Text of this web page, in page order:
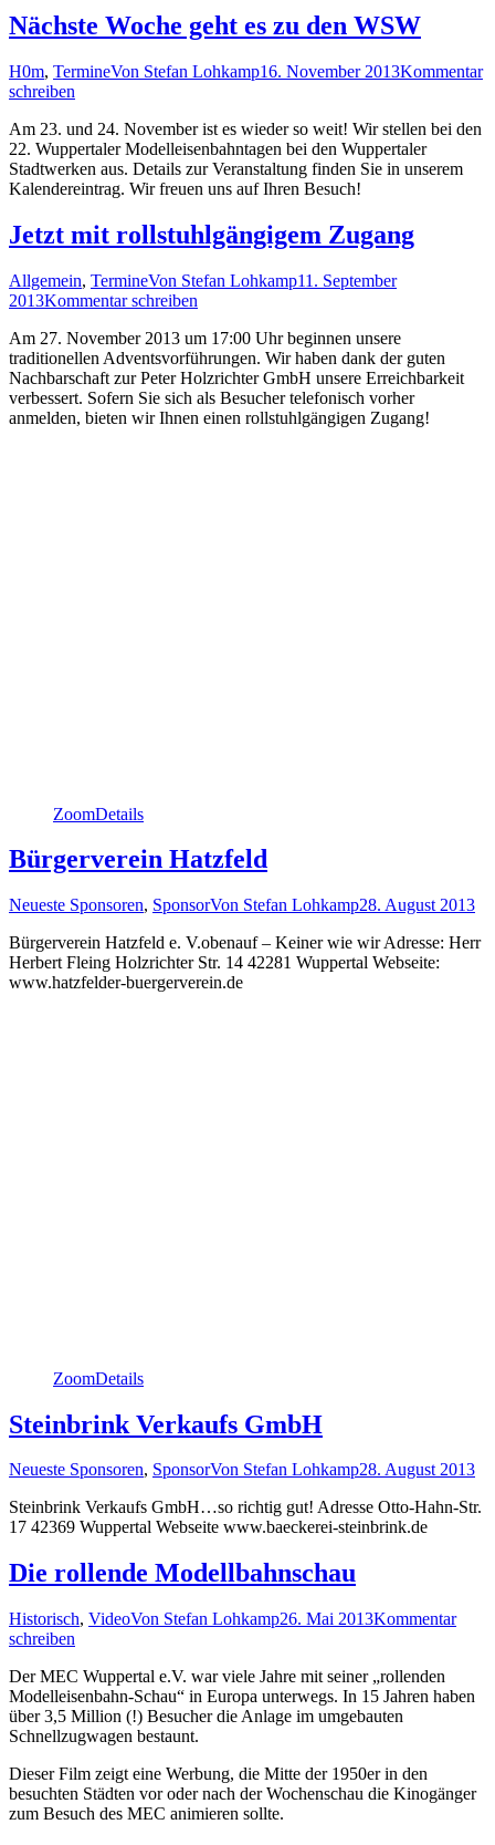
Nächste Woche geht es zu den WSW
H0m, TermineVon Stefan Lohkamp16. November 2013Kommentar
schreiben
Am 23. und 24. November ist es wieder so weit! Wir stellen bei den
22. Wuppertaler Modelleisenbahntagen bei den Wuppertaler
Stadtwerken aus. Details zur Veranstaltung finden Sie in unserem
Kalendereintrag. Wir freuen uns auf Ihren Besuch!
Jetzt mit rollstuhlgängigem Zugang
Allgemein, TermineVon Stefan Lohkamp11. September
2013Kommentar schreiben
Am 27. November 2013 um 17:00 Uhr beginnen unsere
traditionellen Adventsvorführungen. Wir haben dank der guten
Nachbarschaft zur Peter Holzrichter GmbH unsere Erreichbarkeit
verbessert. Sofern Sie sich als Besucher telefonisch vorher
anmelden, bieten wir Ihnen einen rollstuhlgängigen Zugang!
ZoomDetails
Bürgerverein Hatzfeld
Neueste Sponsoren, SponsorVon Stefan Lohkamp28. August 2013
Bürgerverein Hatzfeld e. V.obenauf – Keiner wie wir Adresse: Herr
Herbert Fleing Holzrichter Str. 14 42281 Wuppertal Webseite:
www.hatzfelder-buergerverein.de
ZoomDetails
Steinbrink Verkaufs GmbH
Neueste Sponsoren, SponsorVon Stefan Lohkamp28. August 2013
Steinbrink Verkaufs GmbH…so richtig gut! Adresse Otto-Hahn-Str.
17 42369 Wuppertal Webseite www.baeckerei-steinbrink.de
Die rollende Modellbahnschau
Historisch, VideoVon Stefan Lohkamp26. Mai 2013Kommentar
schreiben
Der MEC Wuppertal e.V. war viele Jahre mit seiner „rollenden
Modelleisenbahn-Schau“ in Europa unterwegs. In 15 Jahren haben
über 3,5 Million (!) Besucher die Anlage im umgebauten
Schnellzugwagen bestaunt.
Dieser Film zeigt eine Werbung, die Mitte der 1950er in den
besuchten Städten vor oder nach der Wochenschau die Kinogänger
zum Besuch des MEC animieren sollte.